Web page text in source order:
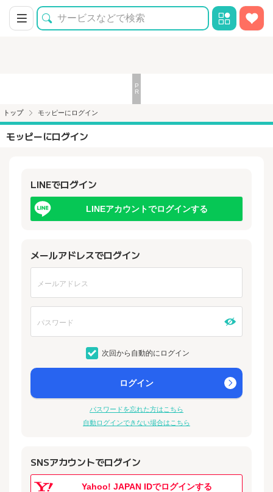
トップ モッピーにログイン
モッピーにログイン
LINEでログイン
LINEアカウントでログインする
メールアドレスでログイン
次回から自動的にログイン
ログイン
パスワードを忘れた方はこちら
自動ログインできない場合はこちら
SNSアカウントでログイン
Yahoo! JAPAN IDでログインする